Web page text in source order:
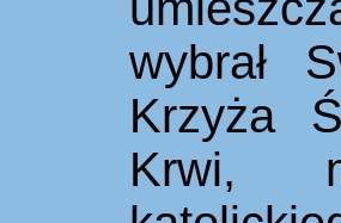
wybrał
Krzyża
Krwi,